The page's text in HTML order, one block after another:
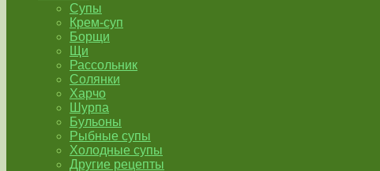
Супы
Крем-суп
Борщи
Щи
Рассольник
Солянки
Харчо
Шурпа
Бульоны
Рыбные супы
Холодные супы
Другие рецепты